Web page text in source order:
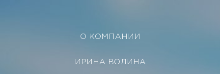
О КОМПАНИИ
ИРИНА ВОЛИНА